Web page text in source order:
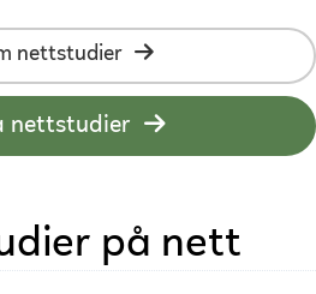
nettstudier
nettstudier
på nett